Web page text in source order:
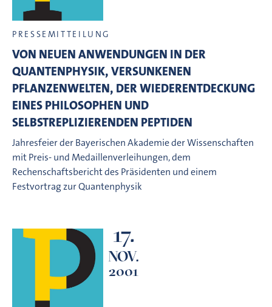
PRESSEMITTEILUNG
VON NEUEN ANWENDUNGEN IN DER
QUANTENPHYSIK, VERSUNKENEN
PFLANZENWELTEN, DER WIEDERENTDECKUNG
EINES PHILOSOPHEN UND
SELBSTREPLIZIERENDEN PEPTIDEN
Jahresfeier der Bayerischen Akademie der Wissenschaften
mit Preis- und Medaillenverleihungen, dem
Rechenschaftsbericht des Präsidenten und einem
Festvortrag zur Quantenphysik
17.
NOV.
2001